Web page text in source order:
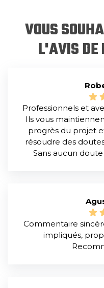
VOUS
L'AVIS DE
Professionnels et
Ils vous
progrès du projet
résoudre des
Sans aucun
Commentaire
impliqués,